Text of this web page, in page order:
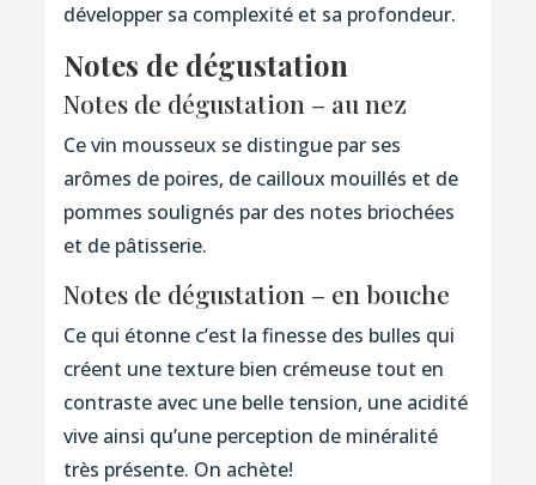
développer sa complexité et sa profondeur.
Notes de dégustation
Notes de dégustation – au nez
Ce vin mousseux se distingue par ses
arômes de poires, de cailloux mouillés et de
pommes soulignés par des notes briochées
et de pâtisserie.
Notes de dégustation – en bouche
Ce qui étonne c’est la finesse des bulles qui
créent une texture bien crémeuse tout en
contraste avec une belle tension, une acidité
vive ainsi qu’une perception de minéralité
très présente. On achète!